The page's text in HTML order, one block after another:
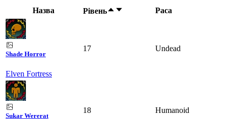
Назва Рівень Раса
Shade Horror
Elven Fortress
17 Undead
Sukar Wererat
18 Humanoid